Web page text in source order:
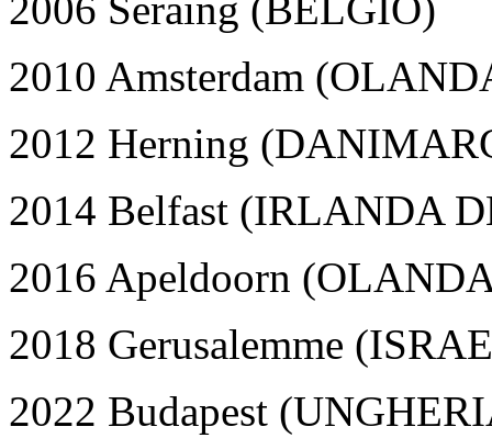
2010 Amsterdam
2012 Herning
2014 Belfast (IRLANDA
2016 Apeldoorn
2018 Gerusalemme
2022 Budapest